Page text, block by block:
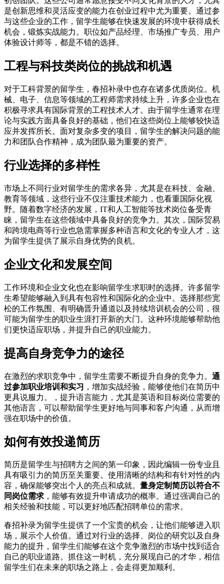
是创新思维和灵活应变的能力在创业过程中尤为重要。通过参
与这些企业的工作，留学生能够在快速发展的环境中获得成长
机会，锻炼实战能力。职位如产品经理、市场推广专员、用户
体验设计师等，都是不错的选择。
工程与科技类岗位的挑战和机遇
对于工科背景的留学生，春招补录中也存在诸多优质岗位。机
械、电子、信息等领域的工程师需求持续上升，许多企业也在
积极寻求具有国际背景的工程技术人才。由于留学生通常在理
论与实践方面具备良好的基础，他们在这些岗位上能够较快适
应并发挥所长。面对复杂多变的项目，留学生的解决问题的能
力和团队合作精神，成为团队最为重要的资产。
行业选择的多样性
市场上不同行业对留学生的需求各异，尤其是在科技、金融、
教育等领域，这些行业不仅注重技术能力，也看重国际化视
野。随着数字经济的发展，IT和人工智能等技术岗位备受青
睐，留学生在这些领域中具备良好的竞争力。其次，国际贸易
和跨境电商等行业也急需掌握多种语言和文化的专业人才，这
为留学生提供了展示自身优势的良机。
企业文化和发展空间
工作环境和企业文化也在影响留学生求职时的选择。许多留学
生希望能够融入到具有包容性和国际化的企业中。选择那些宽
松的工作氛围、有明确晋升通道以及持续培训机会的公司，很
可能为留学生的职业生涯打开新的大门。这种环境能够帮助他
们更快适应职场，并提升自己的职业能力。
提高自身竞争力的途径
在激烈的求职竞争中，留学生需要不断提升自身的竞争力。 通
过参加职业培训和实习 ，增加实战经验，能够使他们在简历中
更具说服力。，提升语言能力，尤其是英语和目标岗位需要的
其他语言，可以帮助留学生更好地与同事和客户沟通，从而增
强在职场中的价值。
如何有效投递简历
简历是留学生与招聘方之间的第一印象，因此编辑一份专业且
具有吸引力的简历至关重要。使用清晰的结构和有针对性的内
容，确保能够突出个人的亮点和成就。 量身定制简历以符合不
同岗位需求 ，能够有效提升申请成功的概率。通过强调自己的
相关经验和技能，可以更好地匹配招聘单位的需求。
春招补录为留学生提供了一个宝贵的机会，让他们能够进入职
场，展示个人价值。通过对行业的选择、岗位的研究以及自身
能力的提升，留学生们能够在这个竞争激烈的市场中找到适合
自己的职业道路。抓住这一时机，充分展现自己的才华，相信
留学生们在未来的职场之路上，会走得更加顺利。